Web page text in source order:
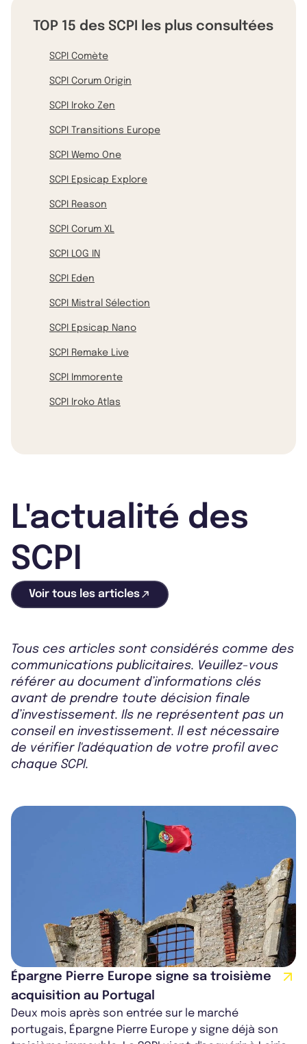
TOP 15 des SCPI les plus consultées
SCPI Comète
SCPI Corum Origin
SCPI Iroko Zen
SCPI Transitions Europe
SCPI Wemo One
SCPI Epsicap Explore
SCPI Reason
SCPI Corum XL
SCPI LOG IN
SCPI Eden
SCPI Mistral Sélection
SCPI Epsicap Nano
SCPI Remake Live
SCPI Immorente
SCPI Iroko Atlas
L'actualité des
SCPI
Voir tous les articles
Tous ces articles sont considérés comme des
communications publicitaires. Veuillez-vous
référer au document d’informations clés
avant de prendre toute décision finale
d’investissement. Ils ne représentent pas un
conseil en investissement. Il est nécessaire
de vérifier l'adéquation de votre profil avec
chaque SCPI.
Épargne Pierre Europe signe sa troisième
acquisition au Portugal
Deux mois après son entrée sur le marché
portugais, Épargne Pierre Europe y signe déjà son